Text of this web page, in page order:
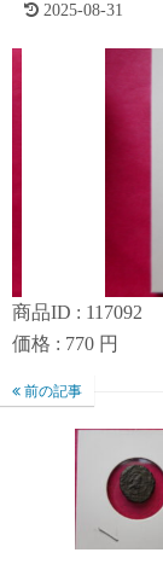
プ
2025-08-31
商品ID : 117092
価格 : 770 円
前の記事